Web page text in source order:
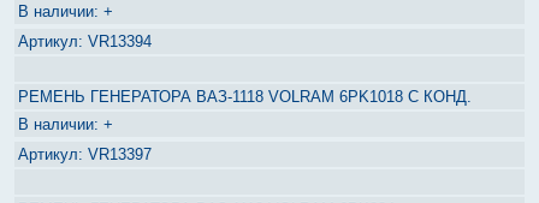
+
VR13394
РЕМЕНЬ ГЕНЕРАТОРА ВАЗ-1118 VOLRAM 6PK1018 С КОНД.
+
VR13397